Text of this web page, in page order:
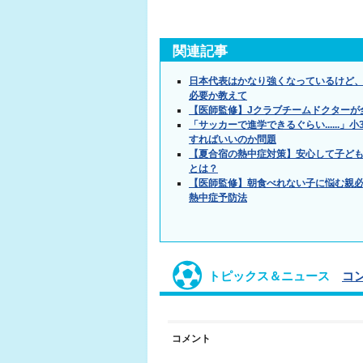
関連記事
日本代表はかなり強くなっているけど
必要か教えて
【医師監修】Jクラブチームドクター
「サッカーで進学できるぐらい......」
すればいいのか問題
【夏合宿の熱中症対策】安心して子
とは？
【医師監修】朝食べれない子に悩む
熱中症予防法
トピックス＆ニュース コ
コメント